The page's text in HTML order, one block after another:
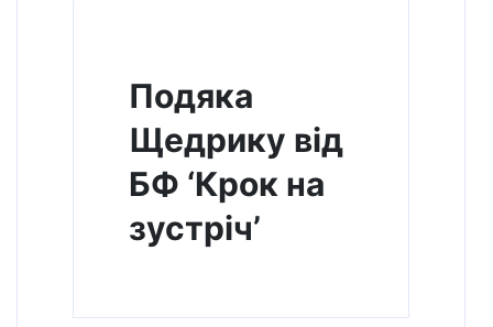
Подяка
Щедрику від
БФ ‘Крок на
зустріч’